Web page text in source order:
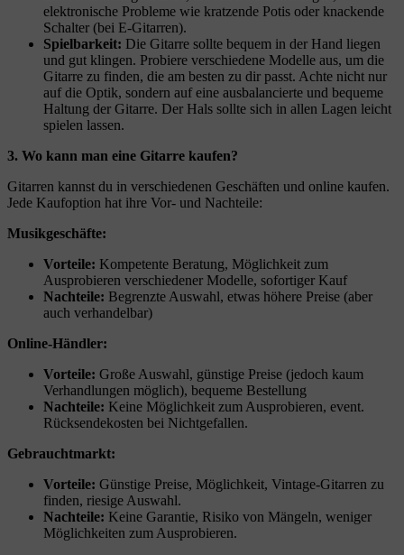
elektronische Probleme wie kratzende Potis oder knackende
Schalter (bei E-Gitarren).
Spielbarkeit: Die Gitarre sollte bequem in der Hand liegen
und gut klingen. Probiere verschiedene Modelle aus, um die
Gitarre zu finden, die am besten zu dir passt. Achte nicht nur
auf die Optik, sondern auf eine ausbalancierte und bequeme
Haltung der Gitarre. Der Hals sollte sich in allen Lagen leicht
spielen lassen.
3. Wo kann man eine Gitarre kaufen?
Gitarren kannst du in verschiedenen Geschäften und online kaufen.
Jede Kaufoption hat ihre Vor- und Nachteile:
Musikgeschäfte:
Vorteile: Kompetente Beratung, Möglichkeit zum
Ausprobieren verschiedener Modelle, sofortiger Kauf
Nachteile: Begrenzte Auswahl, etwas höhere Preise (aber
auch verhandelbar)
Online-Händler:
Vorteile: Große Auswahl, günstige Preise (jedoch kaum
Verhandlungen möglich), bequeme Bestellung
Nachteile: Keine Möglichkeit zum Ausprobieren, event.
Rücksendekosten bei Nichtgefallen.
Gebrauchtmarkt:
Vorteile: Günstige Preise, Möglichkeit, Vintage-Gitarren zu
finden, riesige Auswahl.
Nachteile: Keine Garantie, Risiko von Mängeln, weniger
Möglichkeiten zum Ausprobieren.